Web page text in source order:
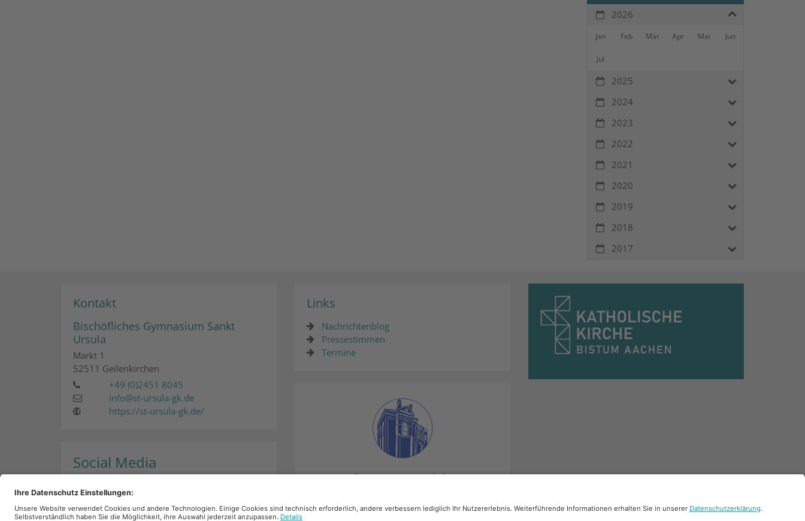
2026
Jan Feb Mär Apr Mai Jun
Jul
2025
2024
2023
2022
2021
2020
2019
2018
2017
Kontakt
Bischöfliches Gymnasium Sankt
Ursula
Markt 1
52511 Geilenkirchen
+49 (0)2451 8045
info@st-ursula-gk.de
https://st-ursula-gk.de/
Social Media
Links
Nachrichtenblog
Pressestimmen
Termine
Synagogenprojekt